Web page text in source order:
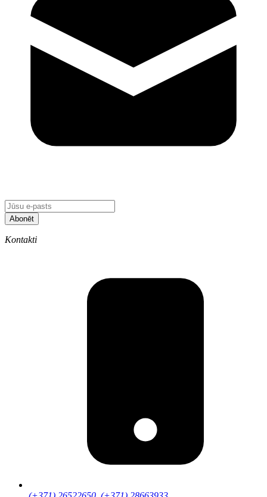
Abonēt
Kontakti